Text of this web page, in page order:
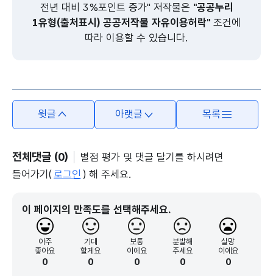
전년 대비 3%포인트 증가" 저작물은 "공공누리
1유형(출처표시) 공공저작물 자유이용허락" 조건에
따라 이용할 수 있습니다.
윗글 아랫글 목록
전체댓글 (0)
별점 평가 및 댓글 달기를 하시려면
들어가기( 로그인 ) 해 주세요.
이 페이지의 만족도를 선택해주세요.
아주
좋아요
0
기대
할게요
0
보통
이에요
0
분발해
주세요
0
실망
이에요
0